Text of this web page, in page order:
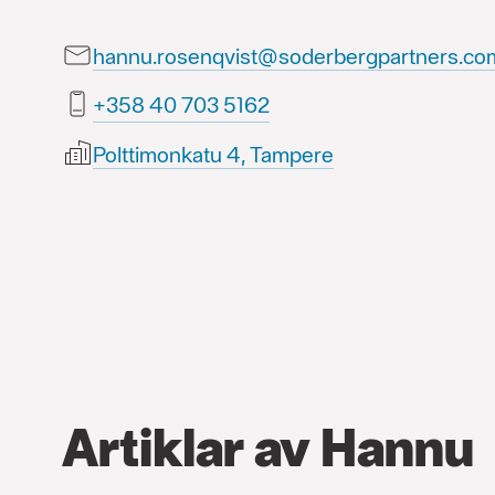
2615 307 04 853+
Polttimonkatu 4, Tampere
Artiklar av Hannu